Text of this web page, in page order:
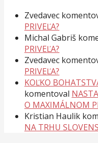
Zvedavec
PRIVEĽA?
Michal Gabriš
PRIVEĽA?
Zvedavec
PRIVEĽA?
KOĽKO
komentoval
O MAXIMÁLNOM
Kristian Haulik
NA TRHU